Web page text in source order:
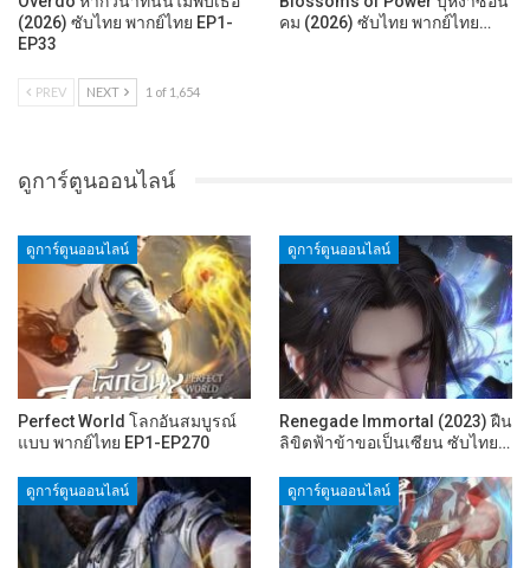
(2026) ซับไทย พากย์ไทย EP1-
EP33
คม (2026) ซับไทย พากย์ไทย…
PREV NEXT 1 of 1,654
ดูการ์ตูนออนไลน์
ดูการ์ตูนออนไลน์
Perfect World โลกอันสมบูรณ์
แบบ พากย์ไทย EP1-EP270
ดูการ์ตูนออนไลน์
Renegade Immortal (2023) ฝืน
ลิขิตฟ้าข้าขอเป็นเซียน ซับไทย…
ดูการ์ตูนออนไลน์ ดูการ์ตูนออนไลน์